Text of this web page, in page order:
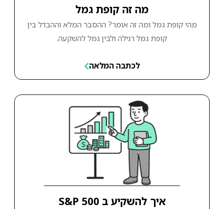
מה זה קופת גמל
מהי קופת גמל ומה זה אומר? ההסבר המלא וההבדל בין
קופת גמל רגילה ולבין גמל להשקעה.
לכתבה המלאה
איך להשקיע ב S&P 500